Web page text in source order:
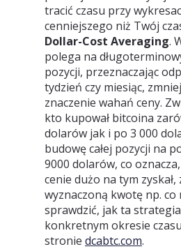
tracić czasu przy
cenniejszego niż Twój
Dollar-Cost Averaging.
polega na
pozycji, przeznaczając
tydzień czy miesiąc,
znaczenie wahań ceny.
kto kupował bitcoina
dolarów jak i po 3 000
budowę całej pozycji na
9000 dolarów, co
cenie dużo na tym zyskał,
wyznaczoną kwotę np. co
sprawdzić, jak ta
konkretnym okresie
stronie dcabtc.com.